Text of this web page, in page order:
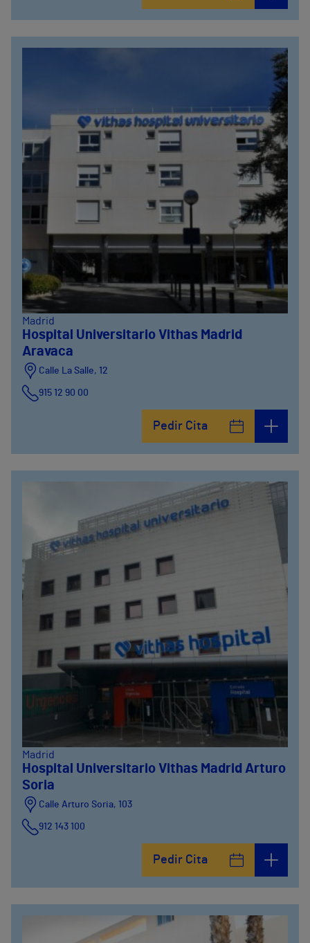
Madrid
Hospital Universitario Vithas Madrid
Aravaca
Calle La Salle, 12
915 12 90 00
Pedir Cita
Madrid
Hospital Universitario Vithas Madrid Arturo
Soria
Calle Arturo Soria, 103
912 143 100
Pedir Cita